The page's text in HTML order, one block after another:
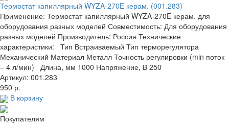
Термостат капиллярный WYZA-270E керам. (001.283)
Применение: Термостат капиллярный WYZA-270E керам. для
оборудования разных моделей Совместимость: Для оборудования
разных моделей Производитель: Россия Технические
характеристики: Тип Встраиваемый Тип терморегулятора
Механический Материал Металл Точность регулировки (min поток
– 4 л/мин) Длина, мм 1000 Напряжение, В 250
Артикул: 001.283
950 р.
В корзину
Покупателям